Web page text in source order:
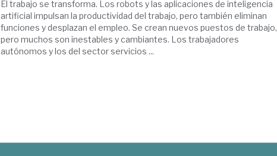
El trabajo se transforma. Los robots y las aplicaciones de inteligencia
artificial impulsan la productividad del trabajo, pero también eliminan
funciones y desplazan el empleo. Se crean nuevos puestos de trabajo,
pero muchos son inestables y cambiantes. Los trabajadores
autónomos y los del sector servicios ...